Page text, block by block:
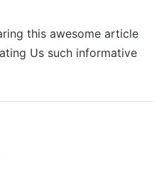
this awesome article
Us such informative